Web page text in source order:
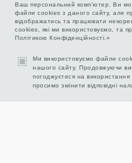
Ваш персональний комп’ютер. Ви
файли cookies з даного сайту, але
відображатись та працювати
cookies, які ми використовуємо, та
Політикою Конфіденційності.»
Ми використовуємо файли
нашого сайту. Продовжуючи
погоджуєтеся на
просимо змінити відповідні
/0
НА ДАННЫЙ МОМЕНТ В
НЕТ ДЛЯ